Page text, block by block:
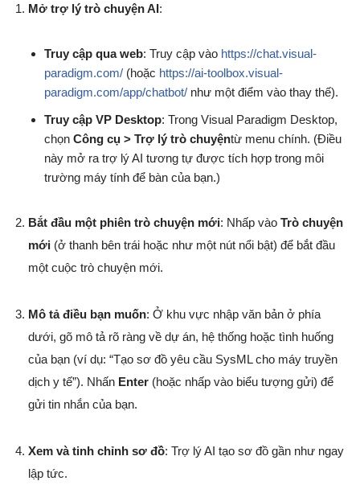
Mở trợ lý trò chuyện AI:
Truy cập qua web: Truy cập vào https://chat.visual-
paradigm.com/ (hoặc https://ai-toolbox.visual-
paradigm.com/app/chatbot/ như một điểm vào thay thế).
Truy cập VP Desktop: Trong Visual Paradigm Desktop,
chọn Công cụ > Trợ lý trò chuyệntừ menu chính. (Điều
này mở ra trợ lý AI tương tự được tích hợp trong môi
trường máy tính để bàn của bạn.)
Bắt đầu một phiên trò chuyện mới: Nhấp vào Trò chuyện
mới (ở thanh bên trái hoặc như một nút nổi bật) để bắt đầu
một cuộc trò chuyện mới.
Mô tả điều bạn muốn: Ở khu vực nhập văn bản ở phía
dưới, gõ mô tả rõ ràng về dự án, hệ thống hoặc tình huống
của bạn (ví dụ: “Tạo sơ đồ yêu cầu SysML cho máy truyền
dịch y tế”). Nhấn Enter (hoặc nhấp vào biểu tượng gửi) để
gửi tin nhắn của bạn.
Xem và tinh chỉnh sơ đồ: Trợ lý AI tạo sơ đồ gần như ngay
lập tức.